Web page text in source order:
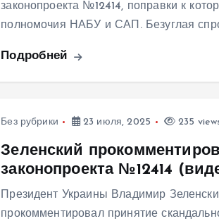
законопроекта №12414, поправки к
полномочия НАБУ и САП. Безуглая
Подробней
Без рубрики 23 июля, 2025 235
Зеленский
законопроекта №12414
Президент Украины Владимир
прокомментировал принятие